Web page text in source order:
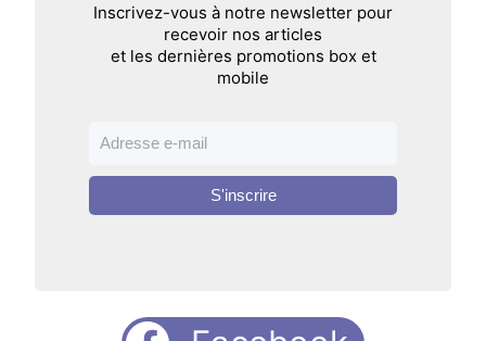
Inscrivez-vous à notre newsletter pour
recevoir nos articles
et les dernières promotions box et
mobile
S'inscrire